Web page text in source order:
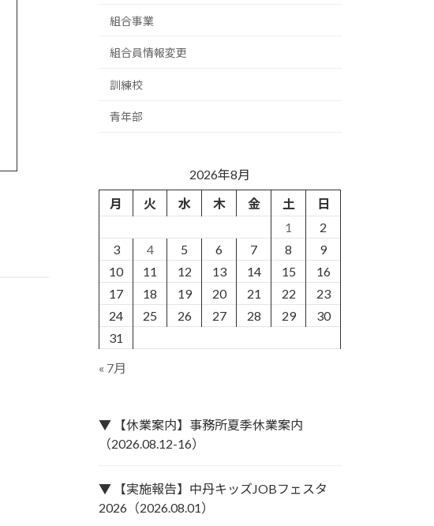
組合事業
組合員情報変更
訓練校
青年部
2026年8月
月
火 水 木 金 土
日
1
2
3
4 5 6 7 8
9
10
11 12 13 14 15
16
17
18 19 20 21 22
23
24
25 26 27 28 29
30
31
« 7月
▼ 【休業案内】事務所夏季休業案内
（2026.08.12-16）
▼ 【実施報告】中丹キッズJOBフェスタ
2026（2026.08.01）